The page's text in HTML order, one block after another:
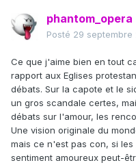
phantom_opera
Posté 29 septembre
Ce que j'aime bien en tout
rapport aux Eglises
débats. Sur la capote et le
un gros scandale certes,
débats sur l'amour, les
Une vision originale du
mais ce n'est pas con, si
sentiment amoureux peut-